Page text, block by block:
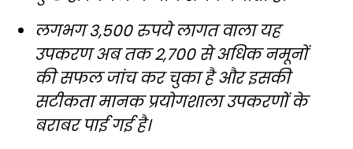
लगभग 3,500 रुपये लागत वाला यह
उपकरण अब तक 2,700 से अधिक नमूनों
की सफल जांच कर चुका है और इसकी
सटीकता मानक प्रयोगशाला उपकरणों के
बराबर पाई गई है।